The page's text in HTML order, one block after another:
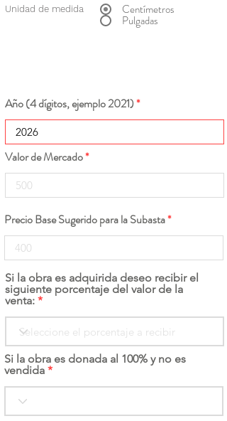
Unidad de medida Centímetros
Pulgadas
Año (4 dígitos, ejemplo 2021)
Valor de Mercado
Precio Base Sugerido para la Subasta
Si la obra es adquirida deseo recibir el
siguiente porcentaje del valor de la
venta:
Si la obra es donada al 100% y no es
vendida